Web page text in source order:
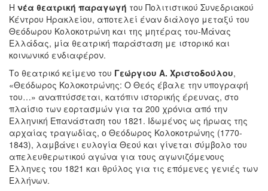
Η νέα θεατρική παραγωγή του Πολιτιστικού Συνεδριακού
Κέντρου Ηρακλείου, αποτελεί έναν διάλογο μεταξύ του
Θεόδωρου Κολοκοτρώνη και της μητέρας του-Μάνας
Ελλάδας, μία θεατρική παράσταση με ιστορικό και
κοινωνικό ενδιαφέρον.
Το θεατρικό κείμενο του Γεώργιου Α. Χριστοδούλου,
«Θεόδωρος Κολοκοτρώνης: Ο Θεός έβαλε την υπογραφή
του…» αναπτύσσεται, κατόπιν ιστορικής έρευνας, στο
πλαίσιο των εορτασμών για τα 200 χρόνια από την
Ελληνική Επανάσταση του 1821. Ιδωμένος ως ήρωας της
αρχαίας τραγωδίας, ο Θεόδωρος Κολοκοτρώνης (1770-
1843), λαμβάνει ευλογία Θεού και γίνεται σύμβολο του
απελευθερωτικού αγώνα για τους αγωνιζόμενους
Έλληνες του 1821 και θρύλος για τις επόμενες γενιές των
Ελλήνων.